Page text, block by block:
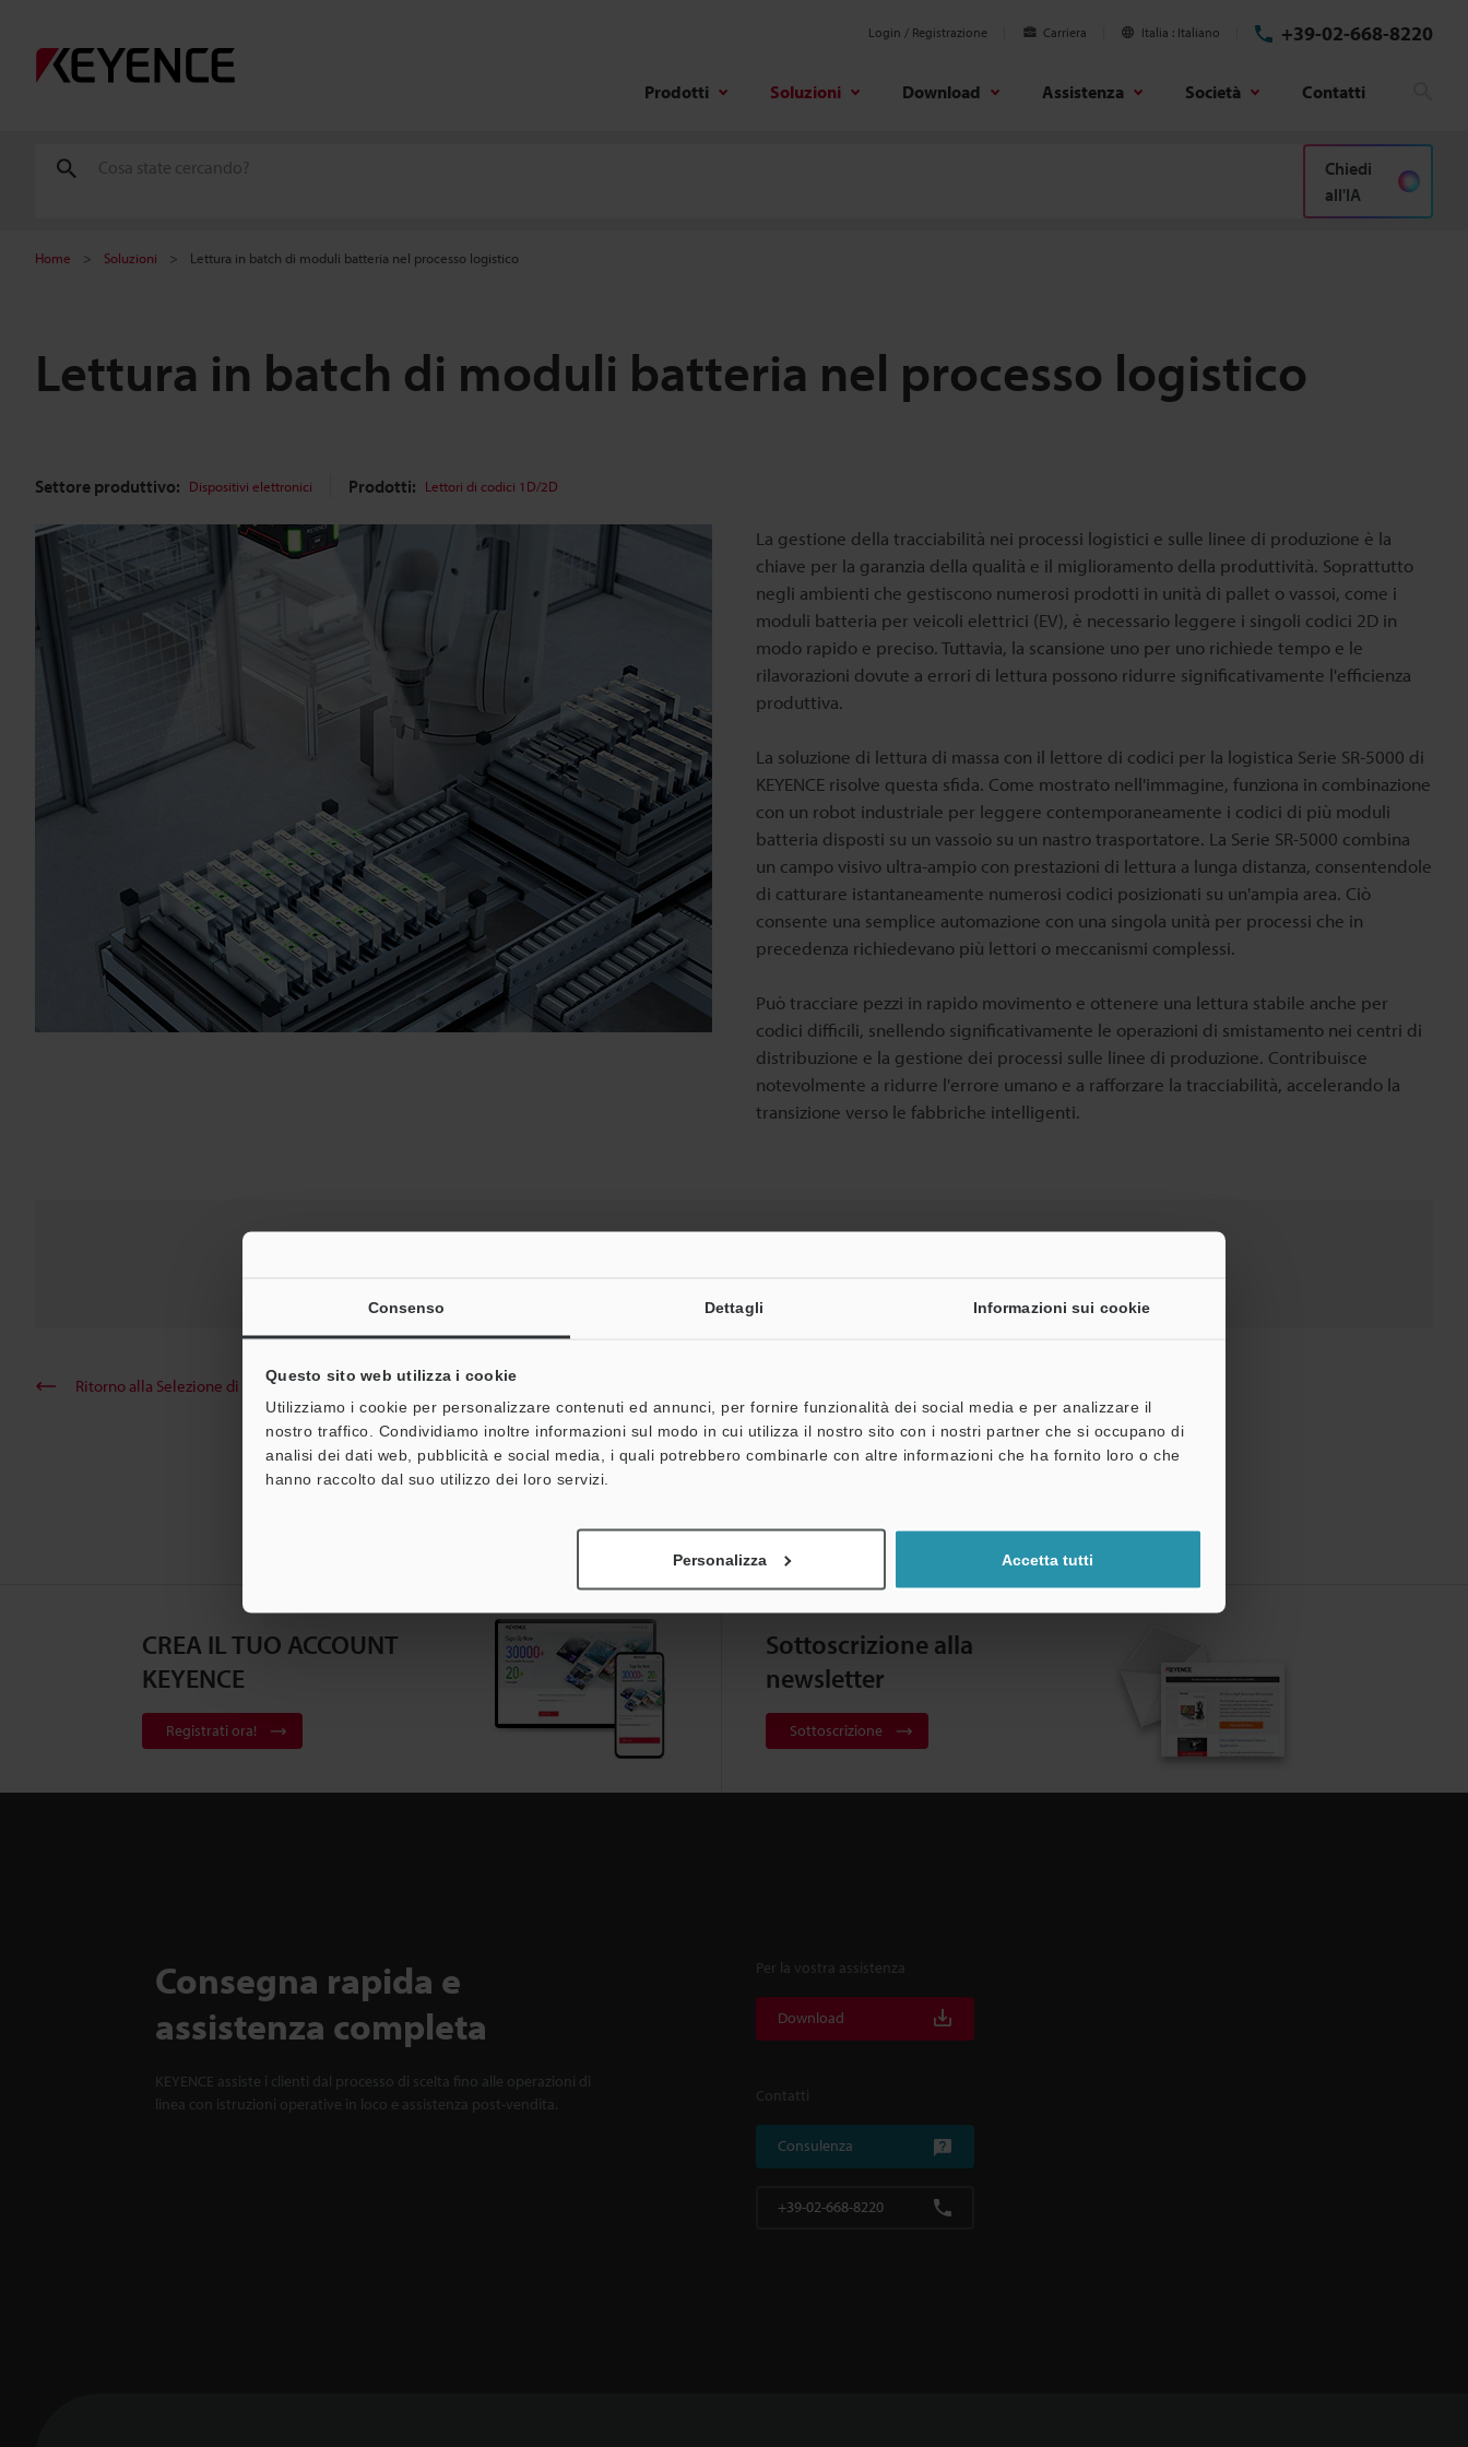
Consenso Dettagli Informazioni sui cookie
Questo sito web utilizza i cookie
Utilizziamo i cookie per personalizzare contenuti ed annunci, per fornire funzionalità dei social media e per analizzare il
nostro traffico. Condividiamo inoltre informazioni sul modo in cui utilizza il nostro sito con i nostri partner che si occupano di
analisi dei dati web, pubblicità e social media, i quali potrebbero combinarle con altre informazioni che ha fornito loro o che
hanno raccolto dal suo utilizzo dei loro servizi.
Personalizza Accetta tutti
Login / Registrazione Carriera Italia Italiano +39-02-668-8220
Prodotti Soluzioni Download Assistenza Società Contatti
Chiedi
all'IA
Home Soluzioni Lettura in batch di moduli batteria nel processo logistico
Lettura in batch di moduli batteria nel processo logistico
Settore produttivo: Dispositivi elettronici Prodotti: Lettori di codici 1D/2D
La gestione della tracciabilità nei processi logistici e sulle linee di produzione è la
chiave per la garanzia della qualità e il miglioramento della produttività. Soprattutto
negli ambienti che gestiscono numerosi prodotti in unità di pallet o vassoi, come i
moduli batteria per veicoli elettrici (EV), è necessario leggere i singoli codici 2D in
modo rapido e preciso. Tuttavia, la scansione uno per uno richiede tempo e le
rilavorazioni dovute a errori di lettura possono ridurre significativamente l'efficienza
produttiva.
La soluzione di lettura di massa con il lettore di codici per la logistica Serie SR-5000 di
KEYENCE risolve questa sfida. Come mostrato nell'immagine, funziona in combinazione
con un robot industriale per leggere contemporaneamente i codici di più moduli
batteria disposti su un vassoio su un nastro trasportatore. La Serie SR-5000 combina
un campo visivo ultra-ampio con prestazioni di lettura a lunga distanza, consentendole
di catturare istantaneamente numerosi codici posizionati su un'ampia area. Ciò
consente una semplice automazione con una singola unità per processi che in
precedenza richiedevano più lettori o meccanismi complessi.
Può tracciare pezzi in rapido movimento e ottenere una lettura stabile anche per
codici difficili, snellendo significativamente le operazioni di smistamento nei centri di
distribuzione e la gestione dei processi sulle linee di produzione. Contribuisce
notevolmente a ridurre l'errore umano e a rafforzare la tracciabilità, accelerando la
transizione verso le fabbriche intelligenti.
Ritorno alla Selezione di prodotti per industria e applicazione
CREA IL TUO ACCOUNT
KEYENCE
Registrati ora!
Sottoscrizione alla
newsletter
Sottoscrizione
Consegna rapida e
assistenza completa
KEYENCE assiste i clienti dal processo di scelta fino alle operazioni di
linea con istruzioni operative in loco e assistenza post-vendita.
Per la vostra assistenza
Download
Contatti
Consulenza
+39-02-668-8220